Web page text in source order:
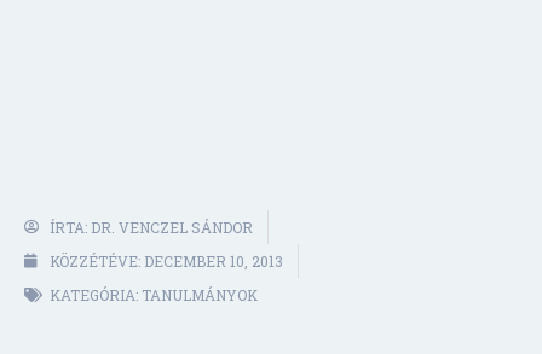
ÍRTA: DR. VENCZEL SÁNDOR
KÖZZÉTÉVE: DECEMBER 10, 2013
KATEGÓRIA: TANULMÁNYOK